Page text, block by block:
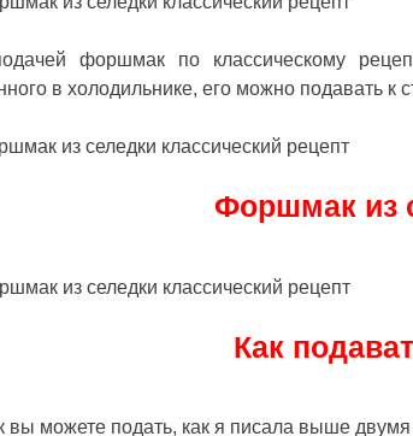
форшмак по классическому
в холодильнике, его можно подавать к
Форшмак из
Как
можете подать, как я писала выше